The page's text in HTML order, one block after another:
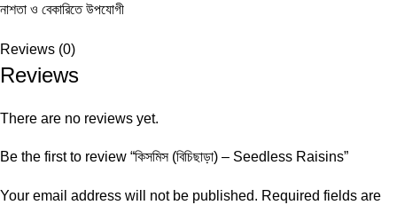
নাশতা ও বেকারিতে উপযোগী
Reviews (0)
Reviews
There are no reviews yet.
Be the first to review “কিসমিস (বিচিছাড়া) – Seedless Raisins”
Your email address will not be published. Required fields are